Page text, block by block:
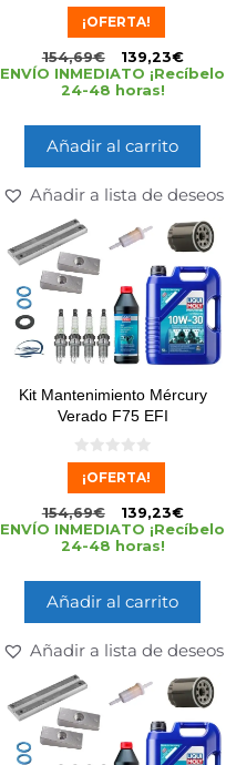
0
e
5
¡OFERTA!
154,69€ 139,23€
ENVÍO INMEDIATO ¡Recíbelo
24-48 horas!
Añadir al carrito
Añadir a lista de deseos
Kit Mantenimiento Mércury
Verado F75 EFI
0
e
5
¡OFERTA!
154,69€ 139,23€
ENVÍO INMEDIATO ¡Recíbelo
24-48 horas!
Añadir al carrito
Añadir a lista de deseos